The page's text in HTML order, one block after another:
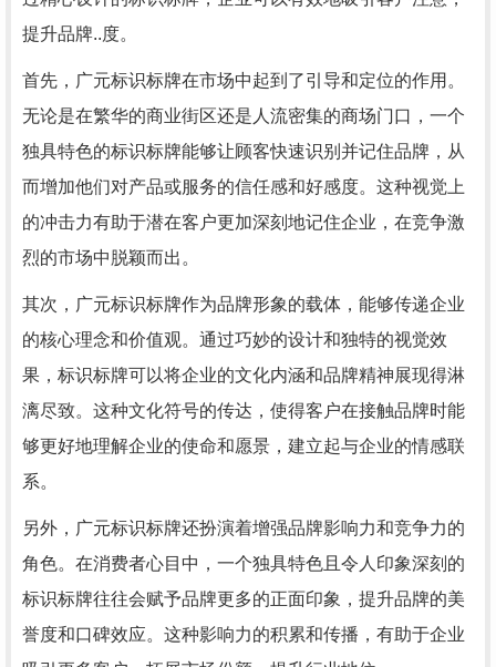
提升品牌..度。
首先，广元标识标牌在市场中起到了引导和定位的作用。
无论是在繁华的商业街区还是人流密集的商场门口，一个
独具特色的标识标牌能够让顾客快速识别并记住品牌，从
而增加他们对产品或服务的信任感和好感度。这种视觉上
的冲击力有助于潜在客户更加深刻地记住企业，在竞争激
烈的市场中脱颖而出。
其次，广元标识标牌作为品牌形象的载体，能够传递企业
的核心理念和价值观。通过巧妙的设计和独特的视觉效
果，标识标牌可以将企业的文化内涵和品牌精神展现得淋
漓尽致。这种文化符号的传达，使得客户在接触品牌时能
够更好地理解企业的使命和愿景，建立起与企业的情感联
系。
另外，广元标识标牌还扮演着增强品牌影响力和竞争力的
角色。在消费者心目中，一个独具特色且令人印象深刻的
标识标牌往往会赋予品牌更多的正面印象，提升品牌的美
誉度和口碑效应。这种影响力的积累和传播，有助于企业